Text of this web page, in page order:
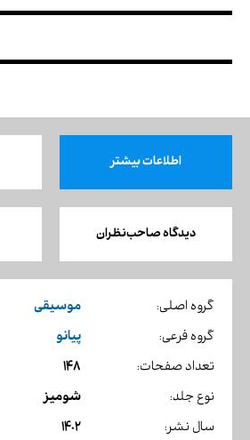
اطلاعات بیشتر
دیدگاه صاحب‌نظران
گروه اصلی: موسیقی
گروه فرعی: پیانو
تعداد صفحات: 148
نوع جلد: شومیز
سال نشر: 1402